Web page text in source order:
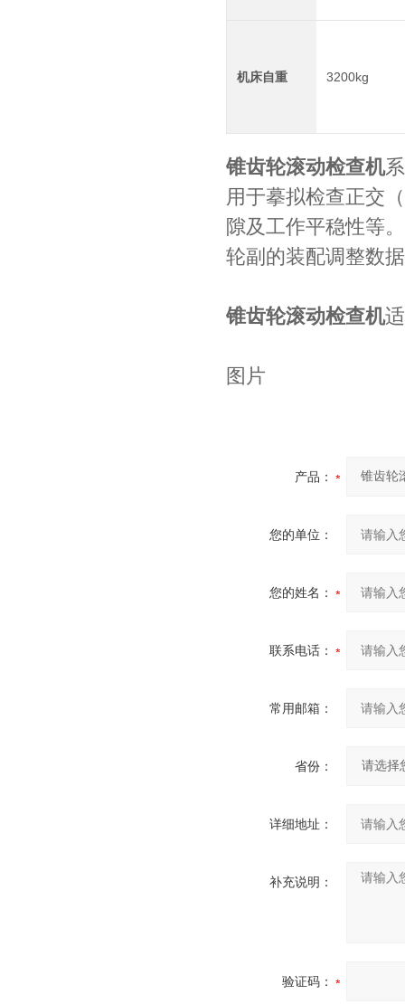
机床自重 3200kg
锥齿轮滚动检查机
用于摹拟检查正交
隙及工作平稳性等
轮副的装配调整数
锥齿轮滚动检查机
产品：
您的单位：
您的姓名：
联系电话：
常用邮箱：
省份：
详细地址：
补充说明：
验证码：